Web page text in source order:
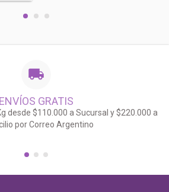
ENVÍOS GRATIS
desde $110.000 a Sucursal y $220.000 a
por Correo Argentino